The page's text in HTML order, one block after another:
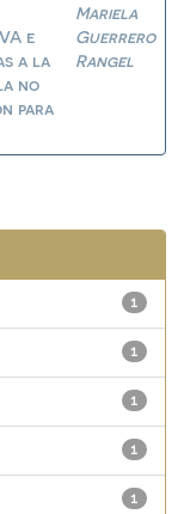
e
a la
no
para
Mariela
Guerrero
Rangel
1
1
1
1
1